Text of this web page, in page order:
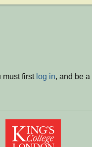
must first log in, and be